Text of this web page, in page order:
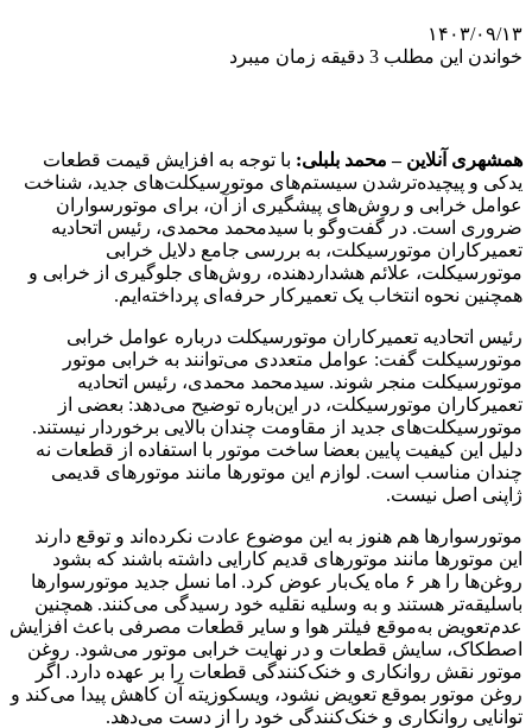
۱۴۰۳/۰۹/۱۳
خواندن این مطلب 3 دقیقه زمان میبرد
همشهری آنلاین – محمد بلبلی: با توجه به افزایش قیمت قطعات
یدکی و پیچیده‌ترشدن سیستم‌های موتورسیکلت‌های جدید، شناخت
عوامل خرابی و روش‌های پیشگیری از آن، برای موتورسواران
ضروری است. در گفت‌وگو با سیدمحمد محمدی، رئیس اتحادیه
تعمیرکاران موتورسیکلت، به بررسی جامع دلایل خرابی
موتورسیکلت، علائم هشداردهنده، روش‌های جلوگیری از خرابی و
همچنین نحوه انتخاب یک تعمیرکار حرفه‌ای پرداخته‌ایم.
رئیس اتحادیه تعمیرکاران موتورسیکلت درباره عوامل خرابی
موتورسیکلت گفت: عوامل متعددی می‌توانند به خرابی موتور
موتورسیکلت منجر شوند. سیدمحمد محمدی، رئیس اتحادیه
تعمیرکاران موتورسیکلت، در این‌باره توضیح می‌دهد: بعضی از
موتورسیکلت‌های جدید از مقاومت چندان بالایی برخوردار نیستند.
دلیل این کیفیت پایین بعضا ساخت موتور با استفاده از قطعات نه
چندان مناسب است. لوازم این موتورها مانند موتورهای قدیمی
ژاپنی اصل نیست.
موتورسوارها هم هنوز به این موضوع عادت نکرده‌اند و توقع دارند
این موتورها مانند موتورهای قدیم کارایی داشته باشند که بشود
روغن‌ها را هر ۶ ماه یک‌بار عوض کرد. اما نسل جدید موتورسوارها
باسلیقه‌تر هستند و به وسلیه نقلیه خود رسیدگی می‌کنند. همچنین
عدم‌تعویض به‌موقع فیلتر هوا و سایر قطعات مصرفی باعث افزایش
اصطکاک، سایش قطعات و در نهایت خرابی موتور می‌شود. روغن
موتور نقش روانکاری و خنک‌کنندگی قطعات را بر عهده دارد. اگر
روغن موتور بموقع تعویض نشود، ویسکوزیته آن کاهش پیدا می‌کند و
توانایی روانکاری و خنک‌کنندگی خود را از دست می‌دهد.